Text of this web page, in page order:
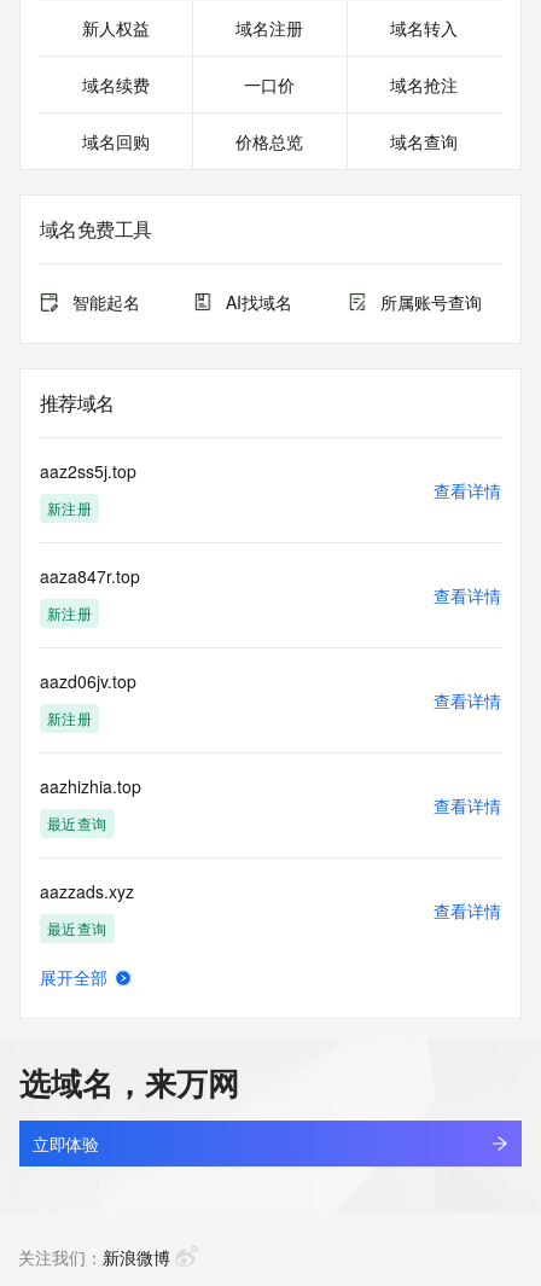
新人权益 域名注册 域名转入
域名续费 一口价 域名抢注
域名回购 价格总览 域名查询
域名免费工具
智能起名 AI找域名 所属账号查询
推荐域名
aaz2ss5j.top
新注册
查看详情
aaza847r.top
新注册
查看详情
aazd06jv.top
新注册
查看详情
aazhizhia.top
最近查询
查看详情
aazzads.xyz
最近查询
查看详情
ahsnli.cn
最近查询
查看详情
展开全部
选域名，来万网
立即体验
关注我们： 新浪微博